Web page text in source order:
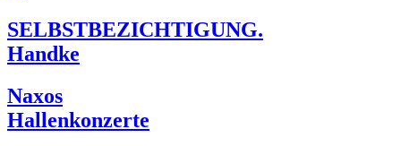
SELBSTBEZICHTIGUNG.
Handke
Naxos
Hallenkonzerte